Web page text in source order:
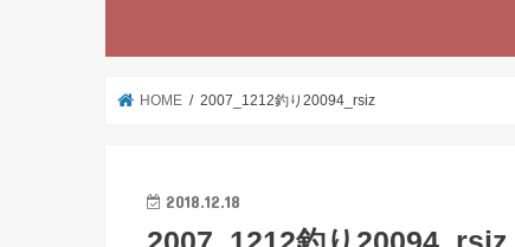
HOME 2007_1212釣り20094_rsiz
2018.12.18